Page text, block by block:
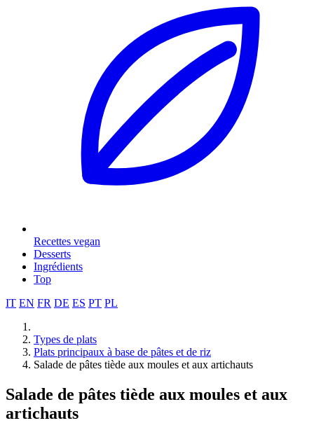
Recettes vegan
Desserts
Ingrédients
Top
IT EN FR DE ES PT PL
Types de plats
Plats principaux à base de pâtes et de riz
Salade de pâtes tiède aux moules et aux artichauts
Salade de pâtes tiède aux moules et aux
artichauts